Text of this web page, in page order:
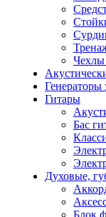
Чехлы
Генераторы
Гитары
Бас
Духовые,
Блок